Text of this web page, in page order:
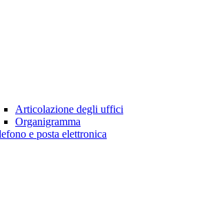
Articolazione degli uffici
Organigramma
e posta elettronica